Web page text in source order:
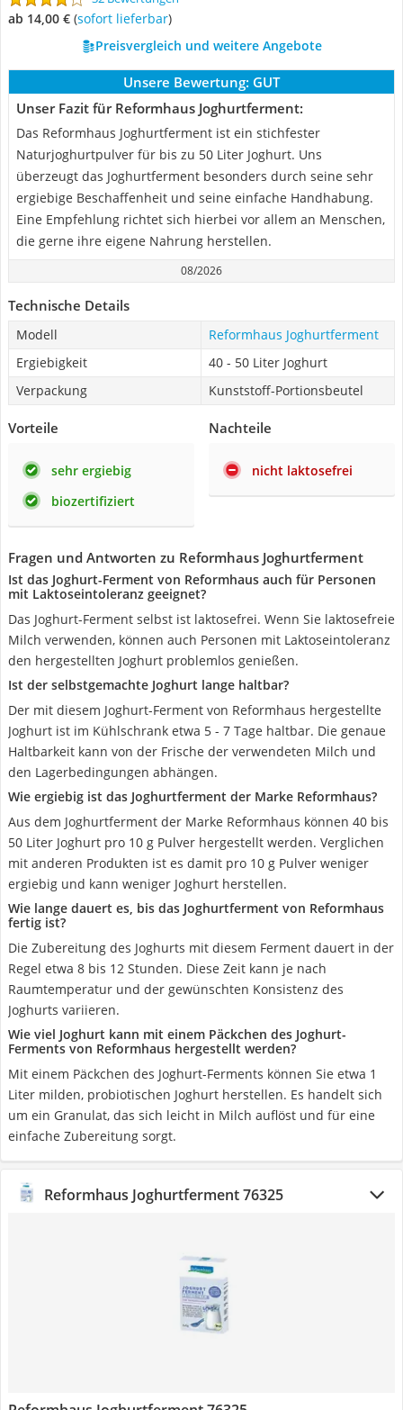
ab 14,00 € ( Sofort lieferbar)
Preisvergleich und weitere Angebote
Unsere Bewertung: GUT
Unser Fazit für Reformhaus Joghurtferment:
Das Reformhaus Joghurtferment ist ein stichfester
Naturjoghurtpulver für bis zu 50 Liter Joghurt. Uns
überzeugt das Joghurtferment besonders durch seine sehr
ergiebige Beschaffenheit und seine einfache Handhabung.
Eine Empfehlung richtet sich hierbei vor allem an Menschen,
die gerne ihre eigene Nahrung herstellen.
08/2026
Technische Details
Modell
Reformhaus Joghurtferment
Ergiebigkeit
40 - 50 Liter Joghurt
Verpackung
Kunststoff-Portionsbeutel
Vorteile
sehr ergiebig
biozertifiziert
Nachteile
nicht laktosefrei
Fragen und Antworten zu Reformhaus Joghurtferment
Ist das Joghurt-Ferment von Reformhaus auch für Personen
mit Laktoseintoleranz geeignet?
Das Joghurt-Ferment selbst ist laktosefrei. Wenn Sie laktosefreie
Milch verwenden, können auch Personen mit Laktoseintoleranz
den hergestellten Joghurt problemlos genießen.
Ist der selbstgemachte Joghurt lange haltbar?
Der mit diesem Joghurt-Ferment von Reformhaus hergestellte
Joghurt ist im Kühlschrank etwa 5 - 7 Tage haltbar. Die genaue
Haltbarkeit kann von der Frische der verwendeten Milch und
den Lagerbedingungen abhängen.
Wie ergiebig ist das Joghurtferment der Marke Reformhaus?
Aus dem Joghurtferment der Marke Reformhaus können 40 bis
50 Liter Joghurt pro 10 g Pulver hergestellt werden. Verglichen
mit anderen Produkten ist es damit pro 10 g Pulver weniger
ergiebig und kann weniger Joghurt herstellen.
Wie lange dauert es, bis das Joghurtferment von Reformhaus
fertig ist?
Die Zubereitung des Joghurts mit diesem Ferment dauert in der
Regel etwa 8 bis 12 Stunden. Diese Zeit kann je nach
Raumtemperatur und der gewünschten Konsistenz des
Joghurts variieren.
Wie viel Joghurt kann mit einem Päckchen des Joghurt-
Ferments von Reformhaus hergestellt werden?
Mit einem Päckchen des Joghurt-Ferments können Sie etwa 1
Liter milden, probiotischen Joghurt herstellen. Es handelt sich
um ein Granulat, das sich leicht in Milch auflöst und für eine
einfache Zubereitung sorgt.
Reformhaus Joghurtferment 76325